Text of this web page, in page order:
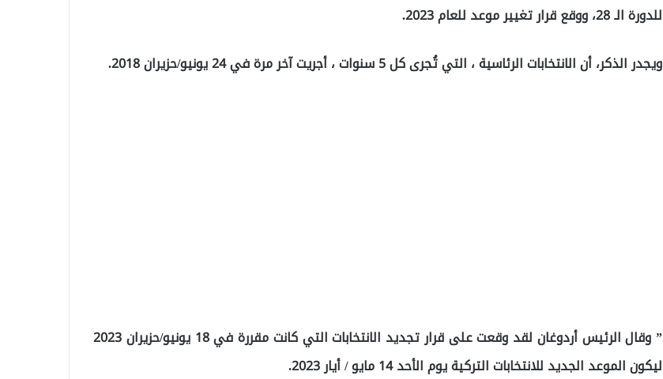
للدورة الـ 28، ووقع قرار تغيير موعد للعام 2023.
ويجدر الذكر، أن الانتخابات الرئاسية ، التي تُجرى كل 5 سنوات ، أجريت آخر مرة في 24 يونيو/حزيران 2018.
” وقال الرئيس أردوغان لقد وقعت على قرار تجديد الانتخابات التي كانت مقررة في 18 يونيو/حزيران 2023
ليكون الموعد الجديد للانتخابات التركية يوم الأحد 14 مايو / أيار 2023.